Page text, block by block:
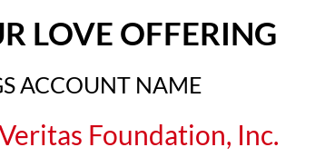
LOVE OFFERING
ACCOUNT NAME
Foundation, Inc.